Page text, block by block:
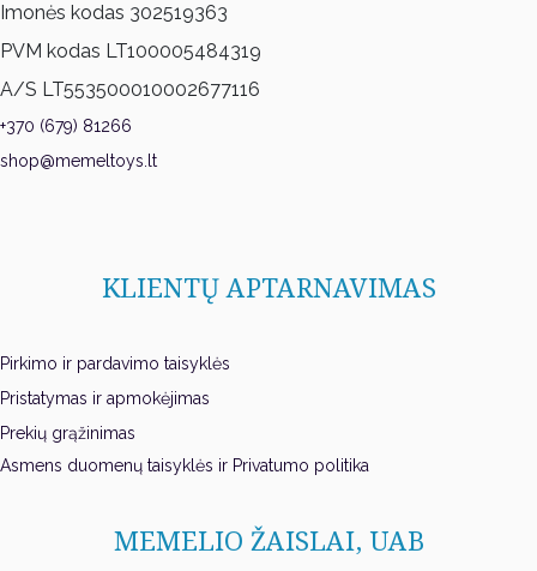
Imonės kodas 302519363
PVM kodas LT100005484319
A/S LT553500010002677116
+370 (679) 81266
shop@memeltoys.lt
KLIENTŲ APTARNAVIMAS
Pirkimo ir pardavimo taisyklės
Pristatymas ir apmokėjimas
Prekių grąžinimas
Asmens duomenų taisyklės ir Privatumo politika
MEMELIO ŽAISLAI, UAB